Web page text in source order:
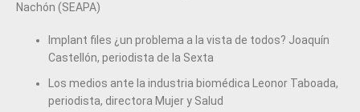
Nachón (SEAPA)
Implant files ¿un problema a la vista de todos? Joaquín
Castellón, periodista de la Sexta
Los medios ante la industria biomédica Leonor Taboada,
periodista, directora Mujer y Salud